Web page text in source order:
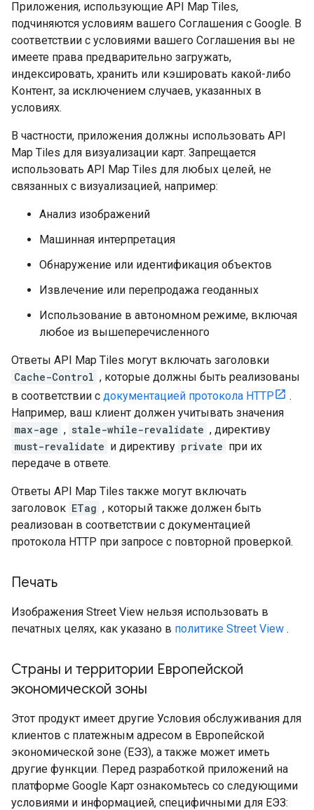
Приложения, использующие API Map Tiles,
подчиняются условиям вашего Соглашения с Google. В
соответствии с условиями вашего Соглашения вы не
имеете права предварительно загружать,
индексировать, хранить или кэшировать какой-либо
Контент, за исключением случаев, указанных в
условиях.
В частности, приложения должны использовать API
Map Tiles для визуализации карт. Запрещается
использовать API Map Tiles для любых целей, не
связанных с визуализацией, например:
Анализ изображений
Машинная интерпретация
Обнаружение или идентификация объектов
Извлечение или перепродажа геоданных
Использование в автономном режиме, включая
любое из вышеперечисленного
Ответы API Map Tiles могут включать заголовки
Cache-Control , которые должны быть реализованы
в соответствии с документацией протокола HTTP
.
Например, ваш клиент должен учитывать значения
max-age , stale-while-revalidate , директиву
must-revalidate и директиву private при их
передаче в ответе.
Ответы API Map Tiles также могут включать
заголовок ETag , который также должен быть
реализован в соответствии с документацией
протокола HTTP при запросе с повторной проверкой.
Печать
Изображения Street View нельзя использовать в
печатных целях, как указано в политике Street View .
Страны и территории Европейской
экономической зоны
Этот продукт имеет другие Условия обслуживания для
клиентов с платежным адресом в Европейской
экономической зоне (ЕЭЗ), а также может иметь
другие функции. Перед разработкой приложений на
платформе Google Карт ознакомьтесь со следующими
условиями и информацией, специфичными для ЕЭЗ: